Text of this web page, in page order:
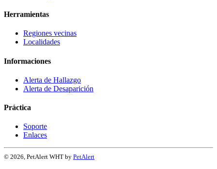
Herramientas
Regiones vecinas
Localidades
Informaciones
Alerta de Hallazgo
Alerta de Desaparición
Práctica
Soporte
Enlaces
© 2026, PetAlert WHT by PetAlert